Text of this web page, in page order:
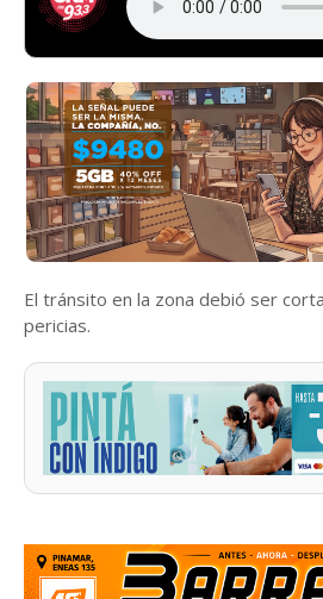
El tránsito en la zona debió ser
pericias.